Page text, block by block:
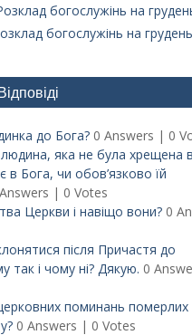
богослужінь на
богослужінь на грудень
до Бога? 0 Answers | 0
яка не була хрещена в
в Бога, чи обов’язково їй
| 0 Votes
Церкви і навіщо вони? 0
після Причастя до
так і чому ні? Дякую. 0
поминань померлих
0 Answers | 0 Votes